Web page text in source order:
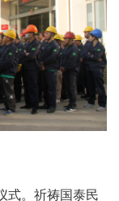
式。祈祷国泰民